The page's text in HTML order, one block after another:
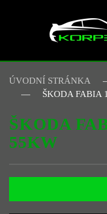
Skip to main
ÚVODNÍ STRÁNKA
ŠKODA FABIA
ŠKODA
55KW